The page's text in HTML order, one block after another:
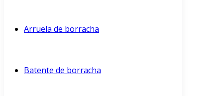
Arruela de borracha
Batente de borracha